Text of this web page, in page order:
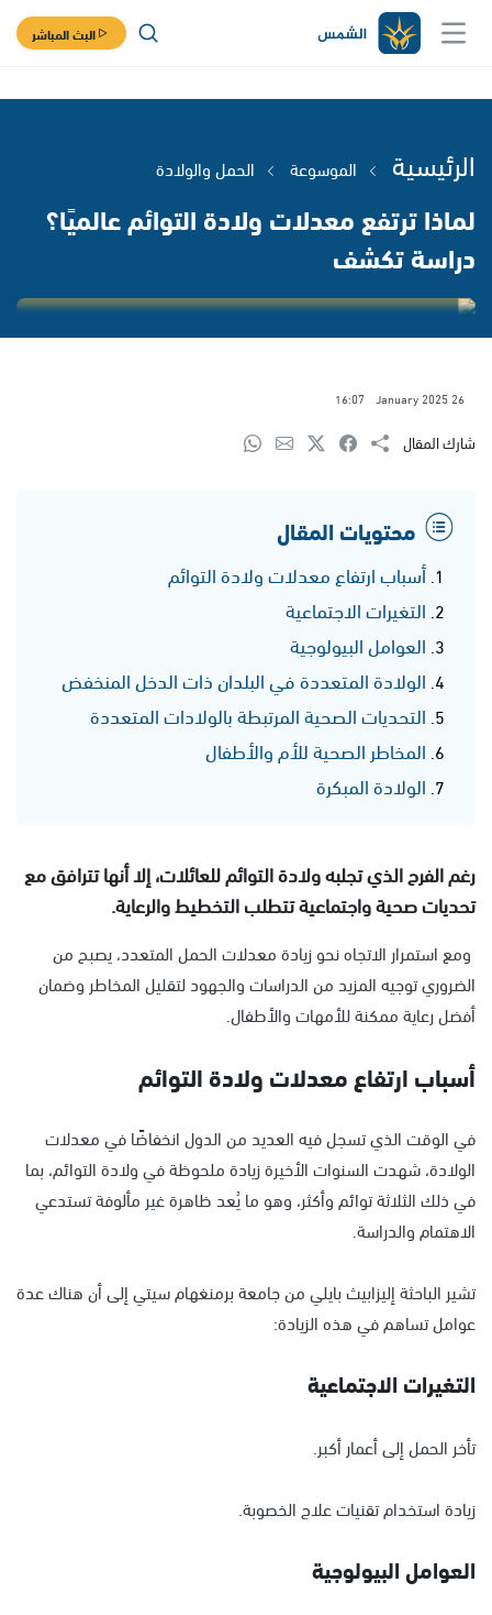
البث المباشر
الرئيسية الموسوعة الحمل والولادة
لماذا ترتفع معدلات ولادة التوائم عالميًا؟
دراسة تكشف
26 January 2025
16:07
شارك المقال
محتويات المقال
أسباب ارتفاع معدلات ولادة التوائم
التغيرات الاجتماعية
العوامل البيولوجية
الولادة المتعددة في البلدان ذات الدخل المنخفض
التحديات الصحية المرتبطة بالولادات المتعددة
المخاطر الصحية للأم والأطفال
الولادة المبكرة
رغم الفرح الذي تجلبه ولادة التوائم للعائلات، إلا أنها تترافق مع
تحديات صحية واجتماعية تتطلب التخطيط والرعاية.
ومع استمرار الاتجاه نحو زيادة معدلات الحمل المتعدد، يصبح من
الضروري توجيه المزيد من الدراسات والجهود لتقليل المخاطر وضمان
أفضل رعاية ممكنة للأمهات والأطفال.
أسباب ارتفاع معدلات ولادة التوائم
في الوقت الذي تسجل فيه العديد من الدول انخفاضًا في معدلات
الولادة، شهدت السنوات الأخيرة زيادة ملحوظة في ولادة التوائم، بما
في ذلك الثلاثة توائم وأكثر، وهو ما يُعد ظاهرة غير مألوفة تستدعي
الاهتمام والدراسة.
تشير الباحثة إليزابيث بايلي من جامعة برمنغهام سيتي إلى أن هناك عدة
عوامل تساهم في هذه الزيادة:
التغيرات الاجتماعية
تأخر الحمل إلى أعمار أكبر.
زيادة استخدام تقنيات علاج الخصوبة.
العوامل البيولوجية